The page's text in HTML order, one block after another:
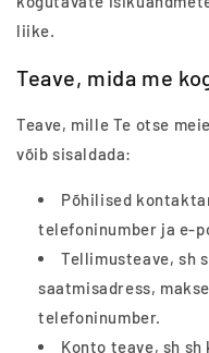
liike.
Teave, mida me
Teave, mille Te otse
võib sisaldada:
Põhilised
telefoninumber ja e-
Tellimusteave, sh
saatmisadress,
telefoninumber.
Konto teave, sh